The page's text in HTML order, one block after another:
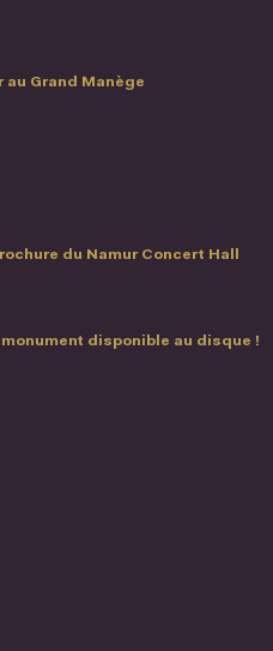
au Grand Manège
du Namur Concert Hall
monument disponible au disque !